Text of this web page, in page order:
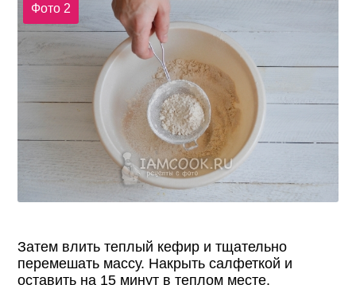
Фото 2
Затем влить теплый кефир и тщательно
перемешать массу. Накрыть салфеткой и
оставить на 15 минут в теплом месте.